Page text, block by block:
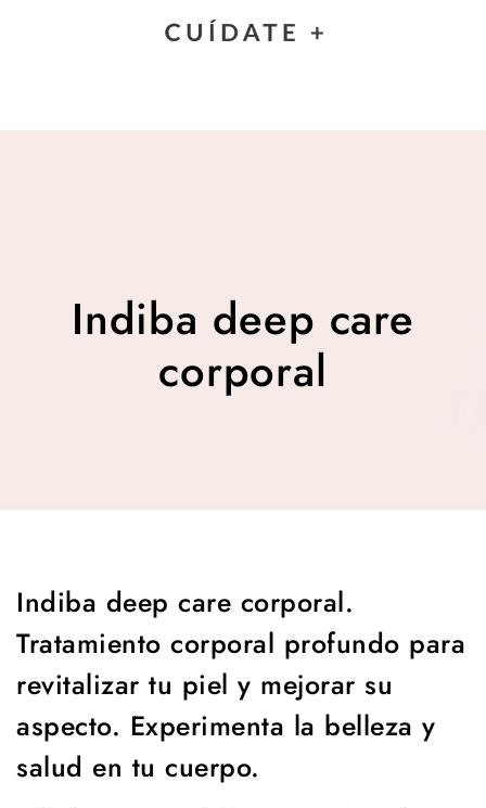
Indiba deep care
corporal
Indiba deep care corporal.
Tratamiento corporal profundo para
revitalizar tu piel y mejorar su
aspecto. Experimenta la belleza y
salud en tu cuerpo.